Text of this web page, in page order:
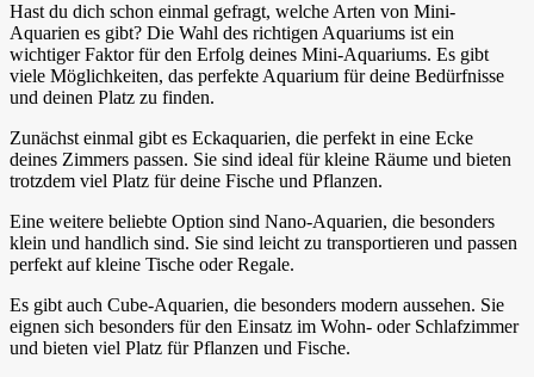
Hast du dich schon einmal gefragt, welche Arten von Mini-
Aquarien es gibt? Die Wahl des richtigen Aquariums ist ein
wichtiger Faktor für den Erfolg deines Mini-Aquariums. Es gibt
viele Möglichkeiten, das perfekte Aquarium für deine Bedürfnisse
und deinen Platz zu finden.
Zunächst einmal gibt es Eckaquarien, die perfekt in eine Ecke
deines Zimmers passen. Sie sind ideal für kleine Räume und bieten
trotzdem viel Platz für deine Fische und Pflanzen.
Eine weitere beliebte Option sind Nano-Aquarien, die besonders
klein und handlich sind. Sie sind leicht zu transportieren und passen
perfekt auf kleine Tische oder Regale.
Es gibt auch Cube-Aquarien, die besonders modern aussehen. Sie
eignen sich besonders für den Einsatz im Wohn- oder Schlafzimmer
und bieten viel Platz für Pflanzen und Fische.